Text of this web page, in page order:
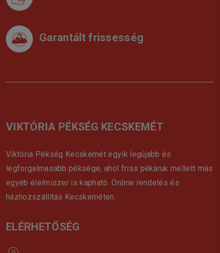
Garantált frissesség
VIKTÓRIA PÉKSÉG KECSKEMÉT
Viktória Pékség Kecskemét egyik legújabb és
legforgalmasabb péksége, ahol friss pékáruk mellett más
egyéb élelmiszer is kapható. Online rendelés és
házhozszállítás Kecskeméten.
ELÉRHETŐSÉG